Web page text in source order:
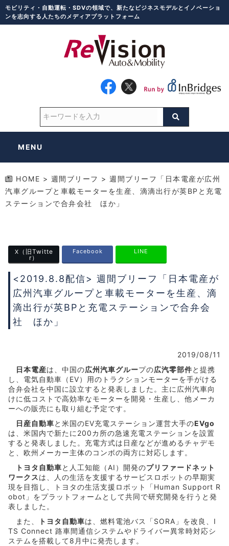
モビリティ・自動運転・SDVの領域で、新たなビジネスモデルとイノベーショ
ンを志向する人たちのメディアプラットフォーム
MENU
HOME > 週間ブリーフ > 週間ブリーフ「日本電産が広州
汽車グループと車載モーターを生産、滴滴出行が英BPと充電
ステーションで合弁会社 ほか」
X （旧Twitte
r）
Facebook LINE
<2019.8.8配信> 週間ブリーフ「日本電産が
広州汽車グループと車載モーターを生産、滴
滴出行が英BPと充電ステーションで合弁会
社 ほか」
2019/08/11
日本電産は、中国の広州汽車グループの広汽零部件と提携
し、電気自動車（EV）用のトラクションモーターを手がける
合弁会社を中国に設立すると発表しました。主に広州汽車向
けに低コストで高効率なモーターを開発・生産し、他メーカ
ーへの販売にも取り組む予定です。
日産自動車と米国のEV充電ステーション運営大手のEVgo
は、米国内で新たに200カ所の急速充電ステーションを設置
すると発表しました。充電方式は日産などが進めるチャデモ
と、欧州メーカー主体のコンボの両方に対応します。
トヨタ自動車と人工知能（AI）開発のプリファードネット
ワークスは、人の生活を支援するサービスロボットの早期実
現を目指し、トヨタの生活支援ロボット「Human Support R
obot」をプラットフォームとして共同で研究開発を行うと発
表しました。
また、
トヨタ自動車は、燃料電池バス「SORA」を改良、I
TS Connect 路車間通信システムやドライバー異常時対応シ
ステムを搭載して8月中に発売します。